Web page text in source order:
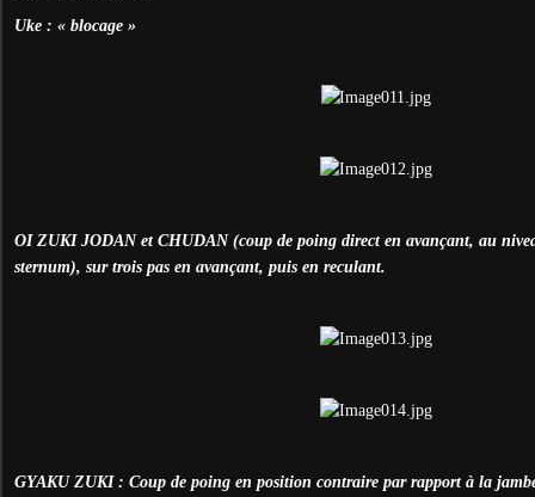
Uke : « blocage »
OI ZUKI JODAN et CHUDAN (coup de poing direct en avançant, au
sternum), sur trois pas en avançant, puis en reculant.
GYAKU ZUKI : Coup de poing en position contraire par rapport à la